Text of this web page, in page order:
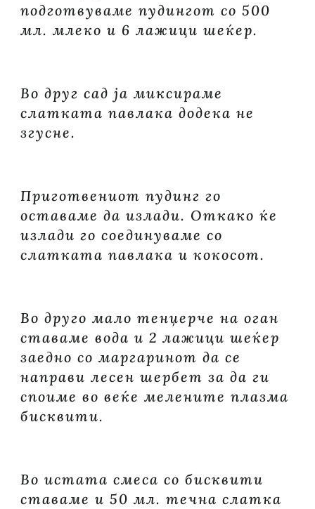
подготвуваме пудингот со 500
мл. млеко и 6 лажици шеќер.
Во друг сад ја миксираме
слатката павлака додека не
згусне.
Приготвениот пудинг го
оставаме да излади. Откако ќе
излади го соединуваме со
слатката павлака и кокосот.
Во друго мало тенџерче на оган
ставаме вода и 2 лажици шеќер
заедно со маргаринот да се
направи лесен шербет за да ги
споиме во веќе мелените плазма
бисквити.
Во истата смеса со бисквити
ставаме и 50 мл. течна слатка